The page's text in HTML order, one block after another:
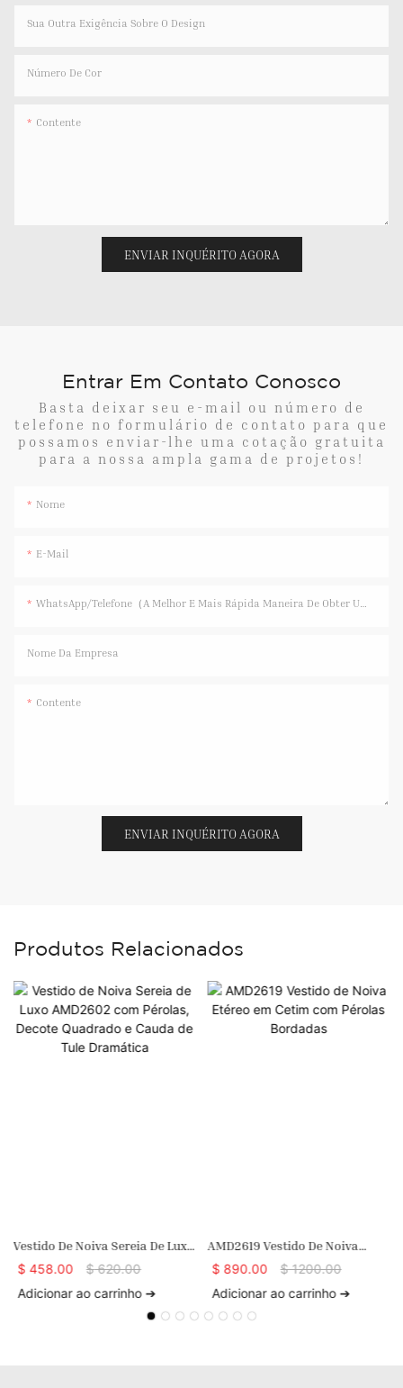
Sua Outra Exigência Sobre O Design
Número De Cor
Contente
ENVIAR INQUÉRITO AGORA
Entrar Em Contato Conosco
Basta deixar seu e-mail ou número de
telefone no formulário de contato para que
possamos enviar-lhe uma cotação gratuita
para a nossa ampla gama de projetos!
Nome
E-Mail
WhatsApp/Telefone（A Melhor E Mais Rápida Maneira De Obter Uma Resposta）
Nome Da Empresa
Contente
ENVIAR INQUÉRITO AGORA
Produtos Relacionados
Vestido De Noiva Sereia De Luxo
AMD2602 Com Pérolas, Decote
Dramática
$ 458.00 $620.00
Adicionar ao carrinho ➔
AMD2619 Vestido De Noiva
Etéreo Em Cetim Com Pérolas
$ 890.00 $1200.00
Adicionar ao carrinho ➔